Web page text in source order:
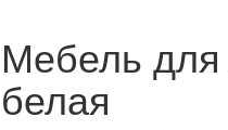
Мебель
белая